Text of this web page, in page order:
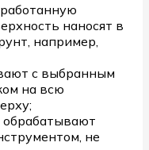
наносят в
например,
с выбранным
на всю
не